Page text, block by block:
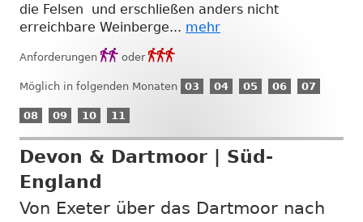
die Felsen und erschließen anders nicht
erreichbare Weinberge... mehr
Anforderungen Anforderungsgrad
oder Anforderungsgrad
Möglich in folgenden Monaten
03
03
04
04
05
05
06
06
07
07
08
08
09
09
10
10
11
11
Devon & Dartmoor | Süd-
England
Von Exeter über das Dartmoor nach